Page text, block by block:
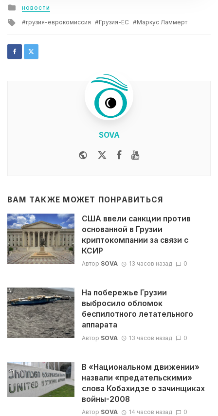
Posted
in
НОВОСТИ
Tagged
грузия-еврокомиссия Грузия-ЕС Маркус Ламмерт
SOVA
WebsiteTwitterFacebook
ВАМ ТАКЖЕ МОЖЕТ ПОНРАВИТЬСЯ
США ввели санкции против
основанной в Грузии
криптокомпании за связи с
КСИР
Автор SOVA 13 часов назад 0
На побережье Грузии
выбросило обломок
беспилотного летательного
аппарата
Автор SOVA 13 часов назад 0
В «Национальном движении»
назвали «предательскими»
слова Кобахидзе о зачинщиках
войны-2008
Автор SOVA 14 часов назад 0